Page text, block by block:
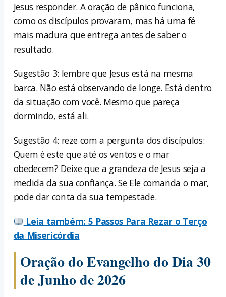
Jesus responder. A oração de pânico funciona,
como os discípulos provaram, mas há uma fé
mais madura que entrega antes de saber o
resultado.
Sugestão 3: lembre que Jesus está na mesma
barca. Não está observando de longe. Está dentro
da situação com você. Mesmo que pareça
dormindo, está ali.
Sugestão 4: reze com a pergunta dos discípulos:
Quem é este que até os ventos e o mar
obedecem? Deixe que a grandeza de Jesus seja a
medida da sua confiança. Se Ele comanda o mar,
pode dar conta da sua tempestade.
Leia também: 5 Passos Para Rezar o Terço
da Misericórdia
Oração do Evangelho do Dia 30
de Junho de 2026